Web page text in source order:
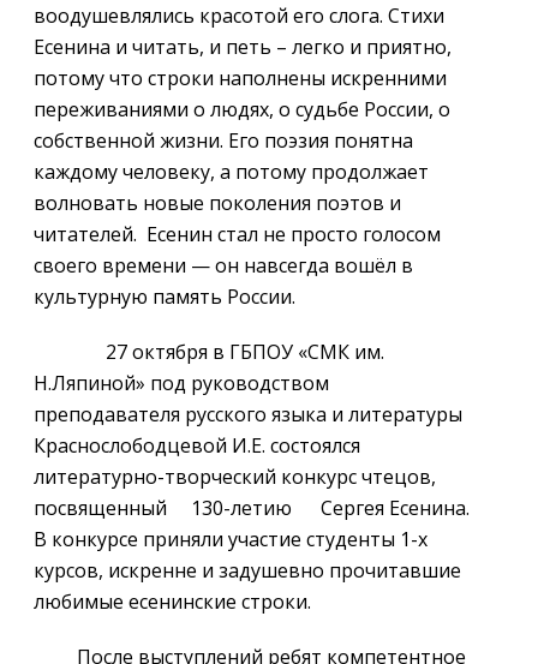
воодушевлялись красотой его слога. Стихи
Есенина и читать, и петь – легко и приятно,
потому что строки наполнены искренними
переживаниями о людях, о судьбе России, о
собственной жизни. Его поэзия понятна
каждому человеку, а потому продолжает
волновать новые поколения поэтов и
читателей. Есенин стал не просто голосом
своего времени — он навсегда вошёл в
культурную память России.
27 октября в ГБПОУ «СМК им.
Н.Ляпиной» под руководством
преподавателя русского языка и литературы
Краснослободцевой И.Е. состоялся
литературно-творческий конкурс чтецов,
посвященный 130-летию Сергея Есенина.
В конкурсе приняли участие студенты 1-х
курсов, искренне и задушевно прочитавшие
любимые есенинские строки.
После выступлений ребят компетентное